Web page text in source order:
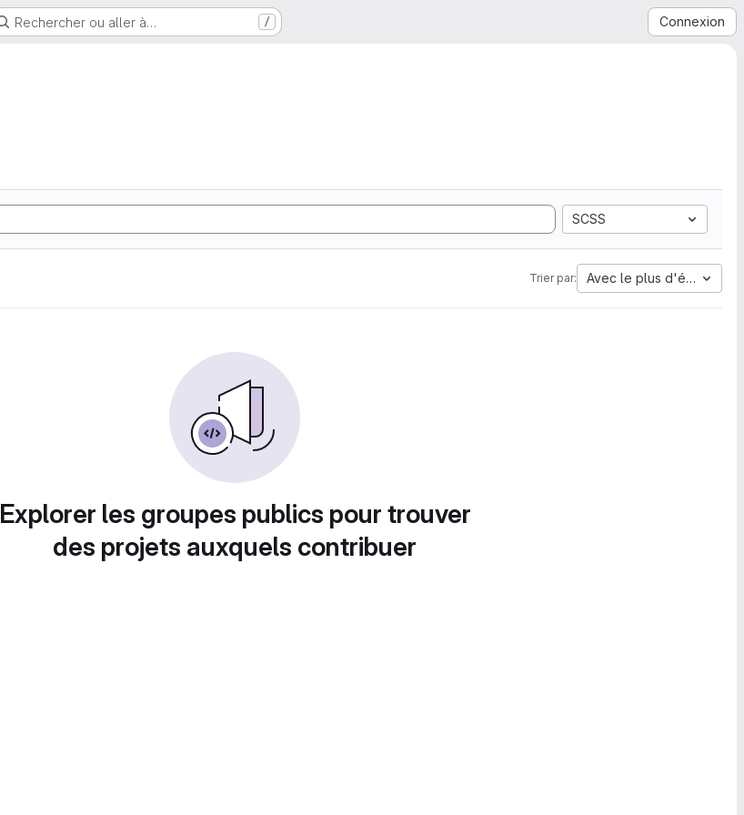
Rechercher ou aller à… / Connexion
SCSS
Trier par: Avec le plus d'étoiles
Explorer les groupes publics pour trouver
des projets auxquels contribuer